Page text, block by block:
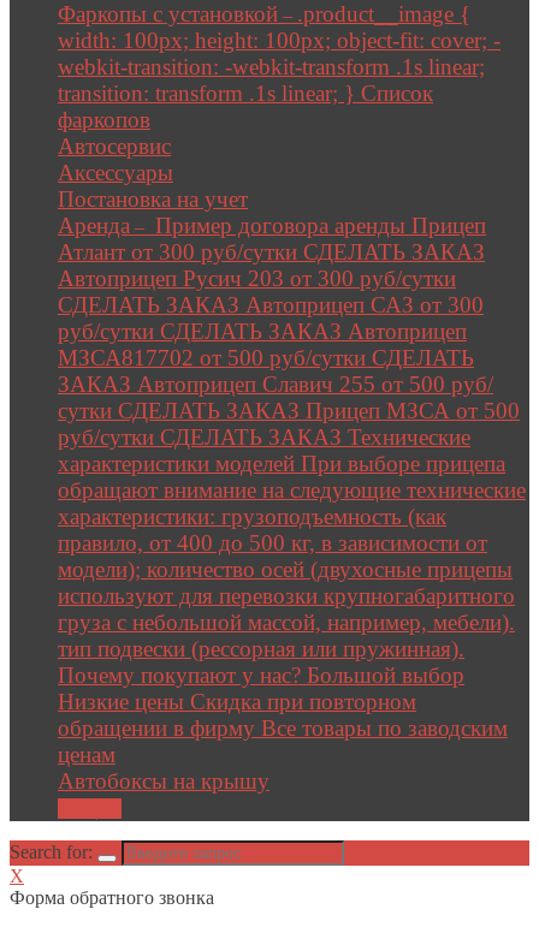
Фаркопы с установкой – .product__image {
width: 100px; height: 100px; object-fit: cover; -
webkit-transition: -webkit-transform .1s linear;
transition: transform .1s linear; } Список
фаркопов
Автосервис
Аксессуары
Постановка на учет
Аренда – Пример договора аренды Прицеп
Атлант от 300 руб/сутки СДЕЛАТЬ ЗАКАЗ
Автоприцеп Русич 203 от 300 руб/сутки
СДЕЛАТЬ ЗАКАЗ Автоприцеп САЗ от 300
руб/сутки СДЕЛАТЬ ЗАКАЗ Автоприцеп
МЗСА817702 от 500 руб/сутки СДЕЛАТЬ
ЗАКАЗ Автоприцеп Славич 255 от 500 руб/
сутки СДЕЛАТЬ ЗАКАЗ Прицеп МЗСА от 500
руб/сутки СДЕЛАТЬ ЗАКАЗ Технические
характеристики моделей При выборе прицепа
обращают внимание на следующие технические
характеристики: грузоподъемность (как
правило, от 400 до 500 кг, в зависимости от
модели); количество осей (двухосные прицепы
используют для перевозки крупногабаритного
груза с небольшой массой, например, мебели).
тип подвески (рессорная или пружинная).
Почему покупают у нас? Большой выбор
Низкие цены Скидка при повторном
обращении в фирму Все товары по заводским
ценам
Автобоксы на крышу
Search for:
X
Форма обратного звонка